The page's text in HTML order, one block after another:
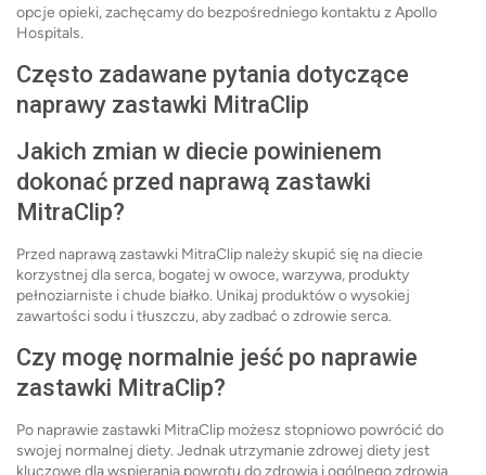
opcje opieki, zachęcamy do bezpośredniego kontaktu z Apollo
Hospitals.
Często zadawane pytania dotyczące
naprawy zastawki MitraClip
Jakich zmian w diecie powinienem
dokonać przed naprawą zastawki
MitraClip?
Przed naprawą zastawki MitraClip należy skupić się na diecie
korzystnej dla serca, bogatej w owoce, warzywa, produkty
pełnoziarniste i chude białko. Unikaj produktów o wysokiej
zawartości sodu i tłuszczu, aby zadbać o zdrowie serca.
Czy mogę normalnie jeść po naprawie
zastawki MitraClip?
Po naprawie zastawki MitraClip możesz stopniowo powrócić do
swojej normalnej diety. Jednak utrzymanie zdrowej diety jest